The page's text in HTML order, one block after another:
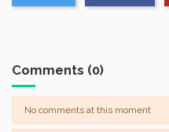
Comments (0)
No comments at this moment